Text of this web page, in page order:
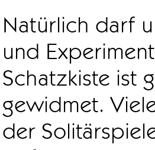
Natürlich darf
und
Schatzkiste ist
gewidmet.
der